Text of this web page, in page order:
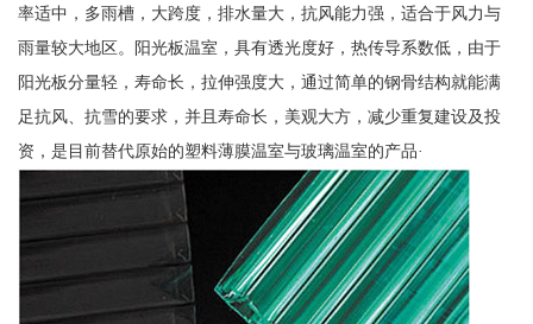
率适中，多雨槽，大跨度，排水量大，抗风能力强，适合于风力与
雨量较大地区。阳光板温室，具有透光度好，热传导系数低，由于
阳光板分量轻，寿命长，拉伸强度大，通过简单的钢骨结构就能满
足抗风、抗雪的要求，并且寿命长，美观大方，减少重复建设及投
资，是目前替代原始的塑料薄膜温室与玻璃温室的产品·